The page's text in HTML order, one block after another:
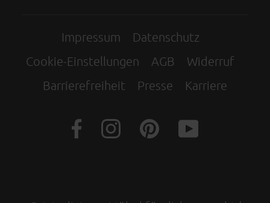
Impressum
Datenschutz
Cookie-Einstellungen
AGB
Widerruf
Barrierefreiheit
Presse Karriere